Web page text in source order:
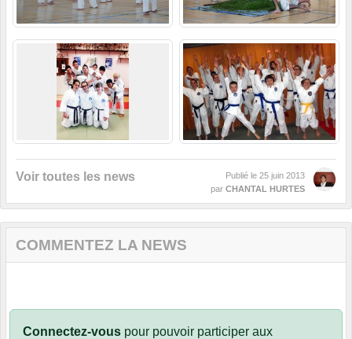
Voir toutes les news Publié le 25 juin 2013
par CHANTAL HURTES
COMMENTEZ LA NEWS
Connectez-vous pour pouvoir participer aux